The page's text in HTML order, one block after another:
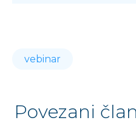
vebinar
Povezani